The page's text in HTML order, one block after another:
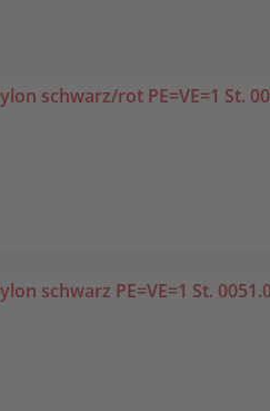
schwarz/rot PE=VE=1 St.
schwarz PE=VE=1 St.